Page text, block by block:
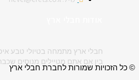
חבלי ארץ מתמחה בטיולי טבע
בין אם אתם מטיילים מנוסים
© כל הזכויות שמורות לחברת חבלי ארץ